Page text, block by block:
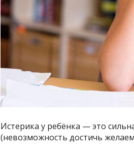
Истерика у ребёнка — это
(невозможность достичь